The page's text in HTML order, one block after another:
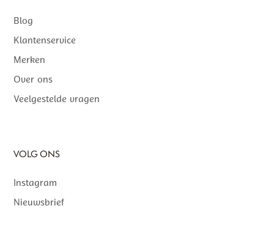
Blog
Klantenservice
Merken
Over ons
Veelgestelde vragen
VOLG ONS
Instagram
Nieuwsbrief